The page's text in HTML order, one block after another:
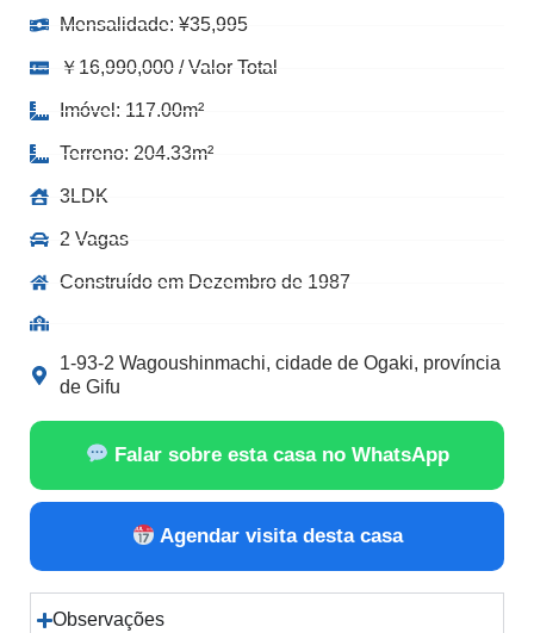
Mensalidade: ¥35,995
￥16,990,000 / Valor Total
Imóvel: 117.00m²
Terreno: 204.33m²
3LDK
2 Vagas
Construído em Dezembro de 1987
1-93-2 Wagoushinmachi, cidade de Ogaki, província
de Gifu
Falar sobre esta casa no WhatsApp
Agendar visita desta casa
Observações